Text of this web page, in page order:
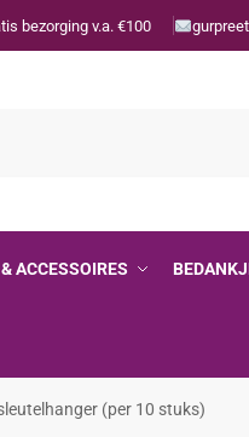
bezorging v.a. €100
ACCESSOIRES
(per 10 stuks)